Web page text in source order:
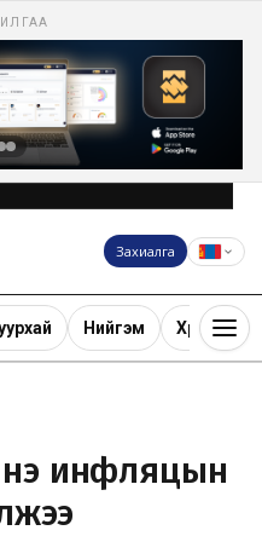
Захиалга
Нийгэм Хөрөнгө
үнэ инфляцын